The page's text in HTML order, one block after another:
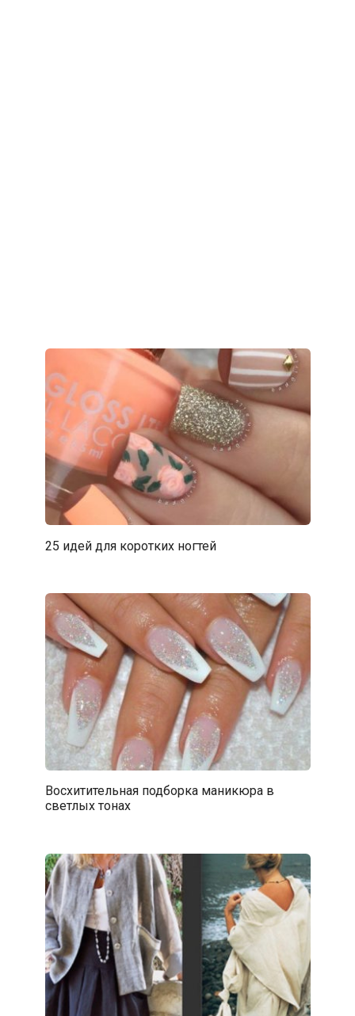
25 идей для коротких ногтей
Восхитительная подборка маникюра в
светлых тонах